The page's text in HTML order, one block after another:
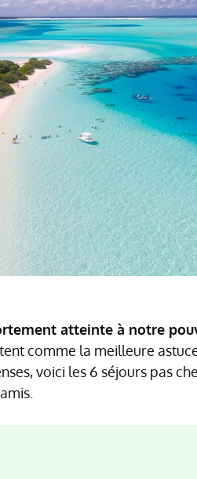
atteinte à notre
comme la meilleure
voici les 6 séjours pas